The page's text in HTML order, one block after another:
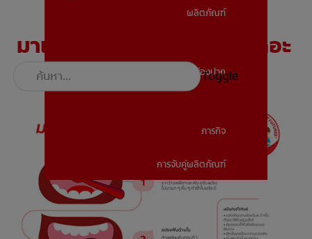
การจับคู่ผลิตภัณฑ์
ผลิตภัณฑ์
สุขภาพช่องปาก
ภารกิจ
การจับคู่ผลิตภัณฑ์
Toggle
มาแปรงฟันอย่างถูกวิธีกันเถอะ